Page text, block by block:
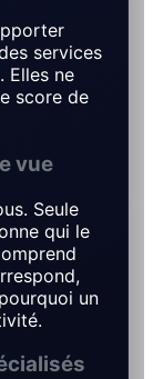
services
Elles ne
score de
vue
Seule
qui le
un